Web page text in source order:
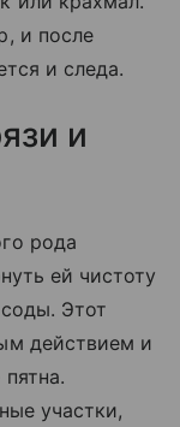
и после
и следа.
и
рода
ей чистоту
Этот
действием и
участки,